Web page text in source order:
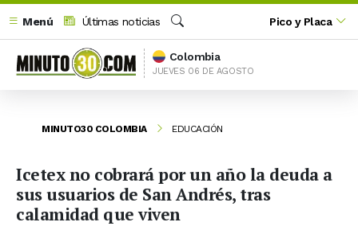
Menú
Últimas noticias
Buscar
Pico y Placa
Colombia
JUEVES 06 DE AGOSTO
MINUTO30 COLOMBIA EDUCACIÓN
Icetex no cobrará por un año la deuda a
sus usuarios de San Andrés, tras
calamidad que viven